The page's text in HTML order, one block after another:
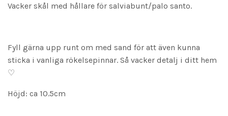
Vacker skål med hållare för salviabunt/palo santo.
Fyll gärna upp runt om med sand för att även kunna
sticka i vanliga rökelsepinnar. Så vacker detalj i ditt hem
♡
Höjd: ca 10.5cm